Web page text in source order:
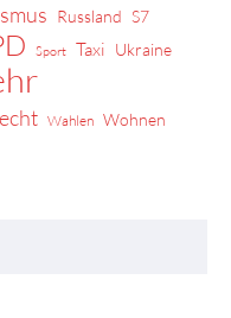
Russland S7
Sport Taxi Ukraine
Wahlen Wohnen